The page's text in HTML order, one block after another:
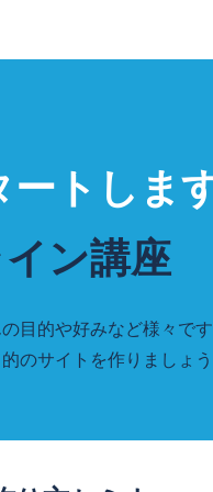
ートしま
ン講座
目的や好みなど様々です
のサイトを作りましょう